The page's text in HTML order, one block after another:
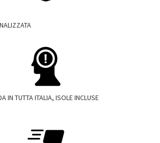
IN TUTTA ITALIA, ISOLE INCLUSE